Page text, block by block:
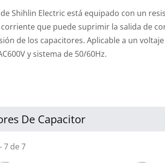
Shihlin Electric está equipado con un
que puede suprimir la salida de
de los capacitores. Aplicable a un voltaje
y sistema de 50/60Hz.
De Capacitor
7 de 7